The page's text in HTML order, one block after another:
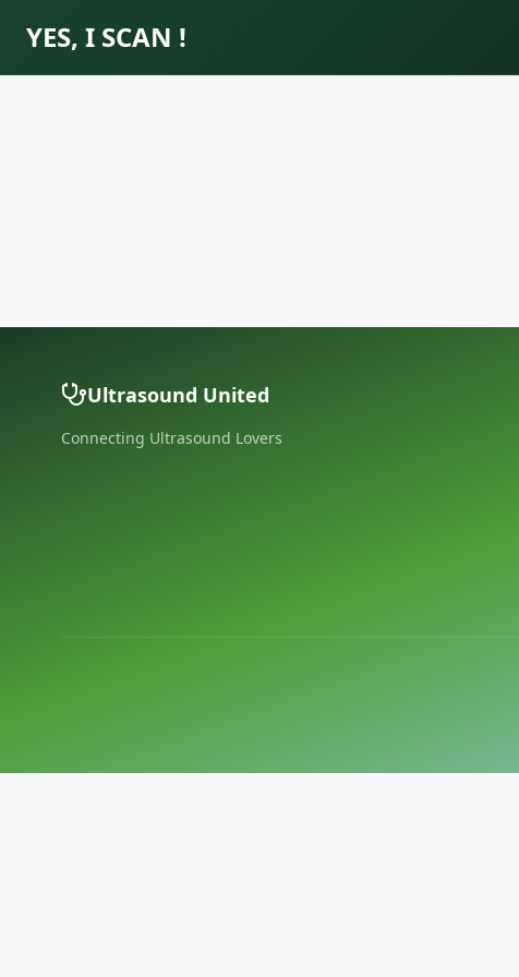
YES, I SCAN !
Ultrasound United
Connecting Ultrasound Lovers